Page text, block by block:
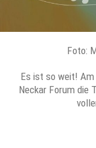
Foto:
Es ist so weit! Am
Neckar Forum die